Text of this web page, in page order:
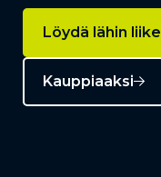
Löydä lähin liike
Kauppiaaksi